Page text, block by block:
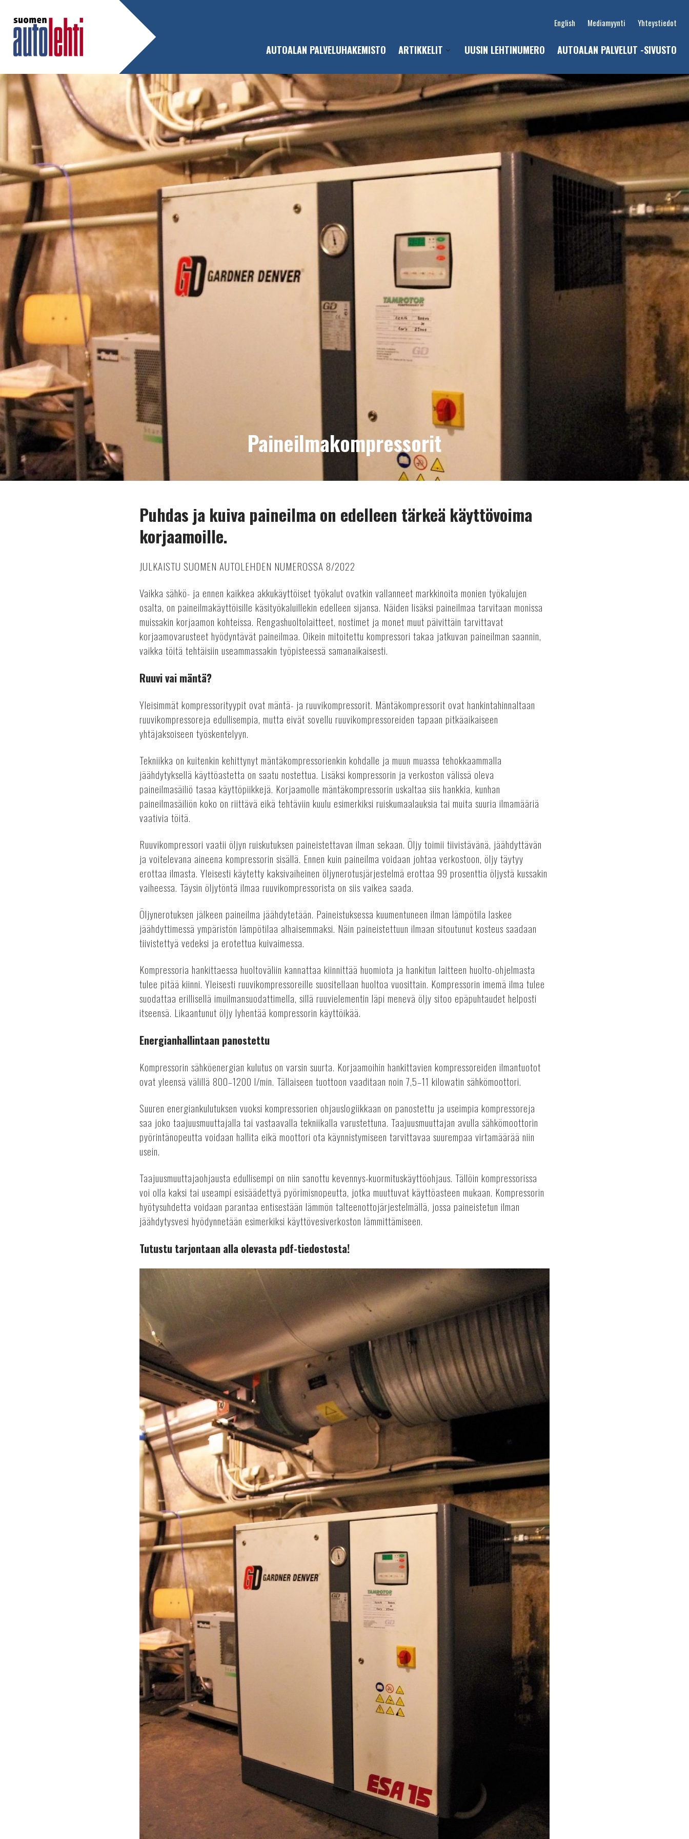
English Mediamyynti Yhteystiedot
AUTOALAN PALVELUHAKEMISTO ARTIKKELIT
sub-
menu
UUSIN LEHTINUMERO AUTOALAN PALVELUT -SIVUSTO
Paineilmakompressorit
Puhdas ja kuiva paineilma on edelleen tärkeä käyttövoima
korjaamoille.
JULKAISTU SUOMEN AUTOLEHDEN NUMEROSSA 8/2022
Vaikka sähkö- ja ennen kaikkea akkukäyttöiset työkalut ovatkin vallanneet markkinoita monien työkalujen
osalta, on paineilmakäyttöisille käsityökaluillekin edelleen sijansa. Näiden lisäksi paineilmaa tarvitaan monissa
muissakin korjaamon kohteissa. Rengashuoltolaitteet, nostimet ja monet muut päivittäin tarvittavat
korjaamovarusteet hyödyntävät paineilmaa. Oikein mitoitettu kompressori takaa jatkuvan paineilman saannin,
vaikka töitä tehtäisiin useammassakin työpisteessä samanaikaisesti.
Ruuvi vai mäntä?
Yleisimmät kompressorityypit ovat mäntä- ja ruuvikompressorit. Mäntäkompressorit ovat hankintahinnaltaan
ruuvikompressoreja edullisempia, mutta eivät sovellu ruuvikompressoreiden tapaan pitkäaikaiseen
yhtäjaksoiseen työskentelyyn.
Tekniikka on kuitenkin kehittynyt mäntäkompressorienkin kohdalle ja muun muassa tehokkaammalla
jäähdytyksellä käyttöastetta on saatu nostettua. Lisäksi kompressorin ja verkoston välissä oleva
paineilmasäiliö tasaa käyttöpiikkejä. Korjaamolle mäntäkompressorin uskaltaa siis hankkia, kunhan
paineilmasäiliön koko on riittävä eikä tehtäviin kuulu esimerkiksi ruiskumaalauksia tai muita suuria ilmamääriä
vaativia töitä.
Ruuvikompressori vaatii öljyn ruiskutuksen paineistettavan ilman sekaan. Öljy toimii tiivistävänä, jäähdyttävän
ja voitelevana aineena kompressorin sisällä. Ennen kuin paineilma voidaan johtaa verkostoon, öljy täytyy
erottaa ilmasta. Yleisesti käytetty kaksivaiheinen öljynerotusjärjestelmä erottaa 99 prosenttia öljystä kussakin
vaiheessa. Täysin öljytöntä ilmaa ruuvikompressorista on siis vaikea saada.
Öljynerotuksen jälkeen paineilma jäähdytetään. Paineistuksessa kuumentuneen ilman lämpötila laskee
jäähdyttimessä ympäristön lämpötilaa alhaisemmaksi. Näin paineistettuun ilmaan sitoutunut kosteus saadaan
tiivistettyä vedeksi ja erotettua kuivaimessa.
Kompressoria hankittaessa huoltoväliin kannattaa kiinnittää huomiota ja hankitun laitteen huolto-ohjelmasta
tulee pitää kiinni. Yleisesti ruuvikompressoreille suositellaan huoltoa vuosittain. Kompressorin imemä ilma tulee
suodattaa erillisellä imuilmansuodattimella, sillä ruuvielementin läpi menevä öljy sitoo epäpuhtaudet helposti
itseensä. Likaantunut öljy lyhentää kompressorin käyttöikää.
Energianhallintaan panostettu
Kompressorin sähköenergian kulutus on varsin suurta. Korjaamoihin hankittavien kompressoreiden ilmantuotot
ovat yleensä välillä 800–1200 l/min. Tällaiseen tuottoon vaaditaan noin 7,5–11 kilowatin sähkömoottori.
Suuren energiankulutuksen vuoksi kompressorien ohjauslogiikkaan on panostettu ja useimpia kompressoreja
saa joko taajuusmuuttajalla tai vastaavalla tekniikalla varustettuna. Taajuusmuuttajan avulla sähkömoottorin
pyörintänopeutta voidaan hallita eikä moottori ota käynnistymiseen tarvittavaa suurempaa virtamäärää niin
usein.
Taajuusmuuttajaohjausta edullisempi on niin sanottu kevennys-kuormituskäyttöohjaus. Tällöin kompressorissa
voi olla kaksi tai useampi esisäädettyä pyörimisnopeutta, jotka muuttuvat käyttöasteen mukaan. Kompressorin
hyötysuhdetta voidaan parantaa entisestään lämmön talteenottojärjestelmällä, jossa paineistetun ilman
jäähdytysvesi hyödynnetään esimerkiksi käyttövesiverkoston lämmittämiseen.
Tutustu tarjontaan alla olevasta pdf-tiedostosta!